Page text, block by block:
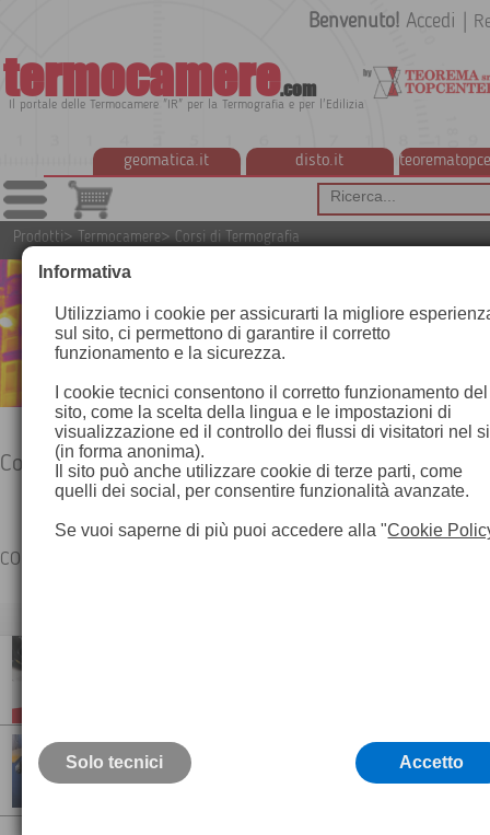
termocamere.com
Il portale delle Termocamere "IR" per la Termografia e per l'Edilizia
geomatica.it disto.it
Benvenuto! Accedi
Prodotti> Termocamere> Corsi di Termografia
Corsi di Termografia
CORSI CERTIFICATI PER L'UTILIZZO DELLA TERMOGRAFIA "IR"
FLIR EDUCATIONAL - La Termografia in
a
Informativa
Utilizziamo i cookie per assicurarti la migliore
sul sito, ci permettono di garantire il corretto
funzionamento e la sicurezza.
I cookie tecnici consentono il corretto funzionamento del
sito, come la scelta della lingua e le impostazioni di
visualizzazione ed il controllo dei flussi di visitatori nel
(in forma anonima).
Il sito può anche utilizzare cookie di terze parti, come
quelli dei social, per consentire funzionalità avanzate.
Se vuoi saperne di più puoi accedere alla "Cookie
Solo tecnici Accetto